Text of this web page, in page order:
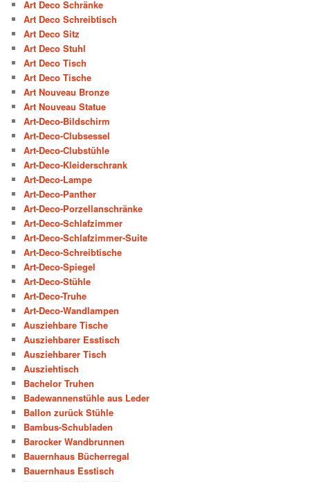
Art Deco Schränke
Art Deco Schreibtisch
Art Deco Sitz
Art Deco Stuhl
Art Deco Tisch
Art Deco Tische
Art Nouveau Bronze
Art Nouveau Statue
Art-Deco-Bildschirm
Art-Deco-Clubsessel
Art-Deco-Clubstühle
Art-Deco-Kleiderschrank
Art-Deco-Lampe
Art-Deco-Panther
Art-Deco-Porzellanschränke
Art-Deco-Schlafzimmer
Art-Deco-Schlafzimmer-Suite
Art-Deco-Schreibtische
Art-Deco-Spiegel
Art-Deco-Stühle
Art-Deco-Truhe
Art-Deco-Wandlampen
Ausziehbare Tische
Ausziehbarer Esstisch
Ausziehbarer Tisch
Ausziehtisch
Bachelor Truhen
Badewannenstühle aus Leder
Ballon zurück Stühle
Bambus-Schubladen
Barocker Wandbrunnen
Bauernhaus Bücherregal
Bauernhaus Esstisch